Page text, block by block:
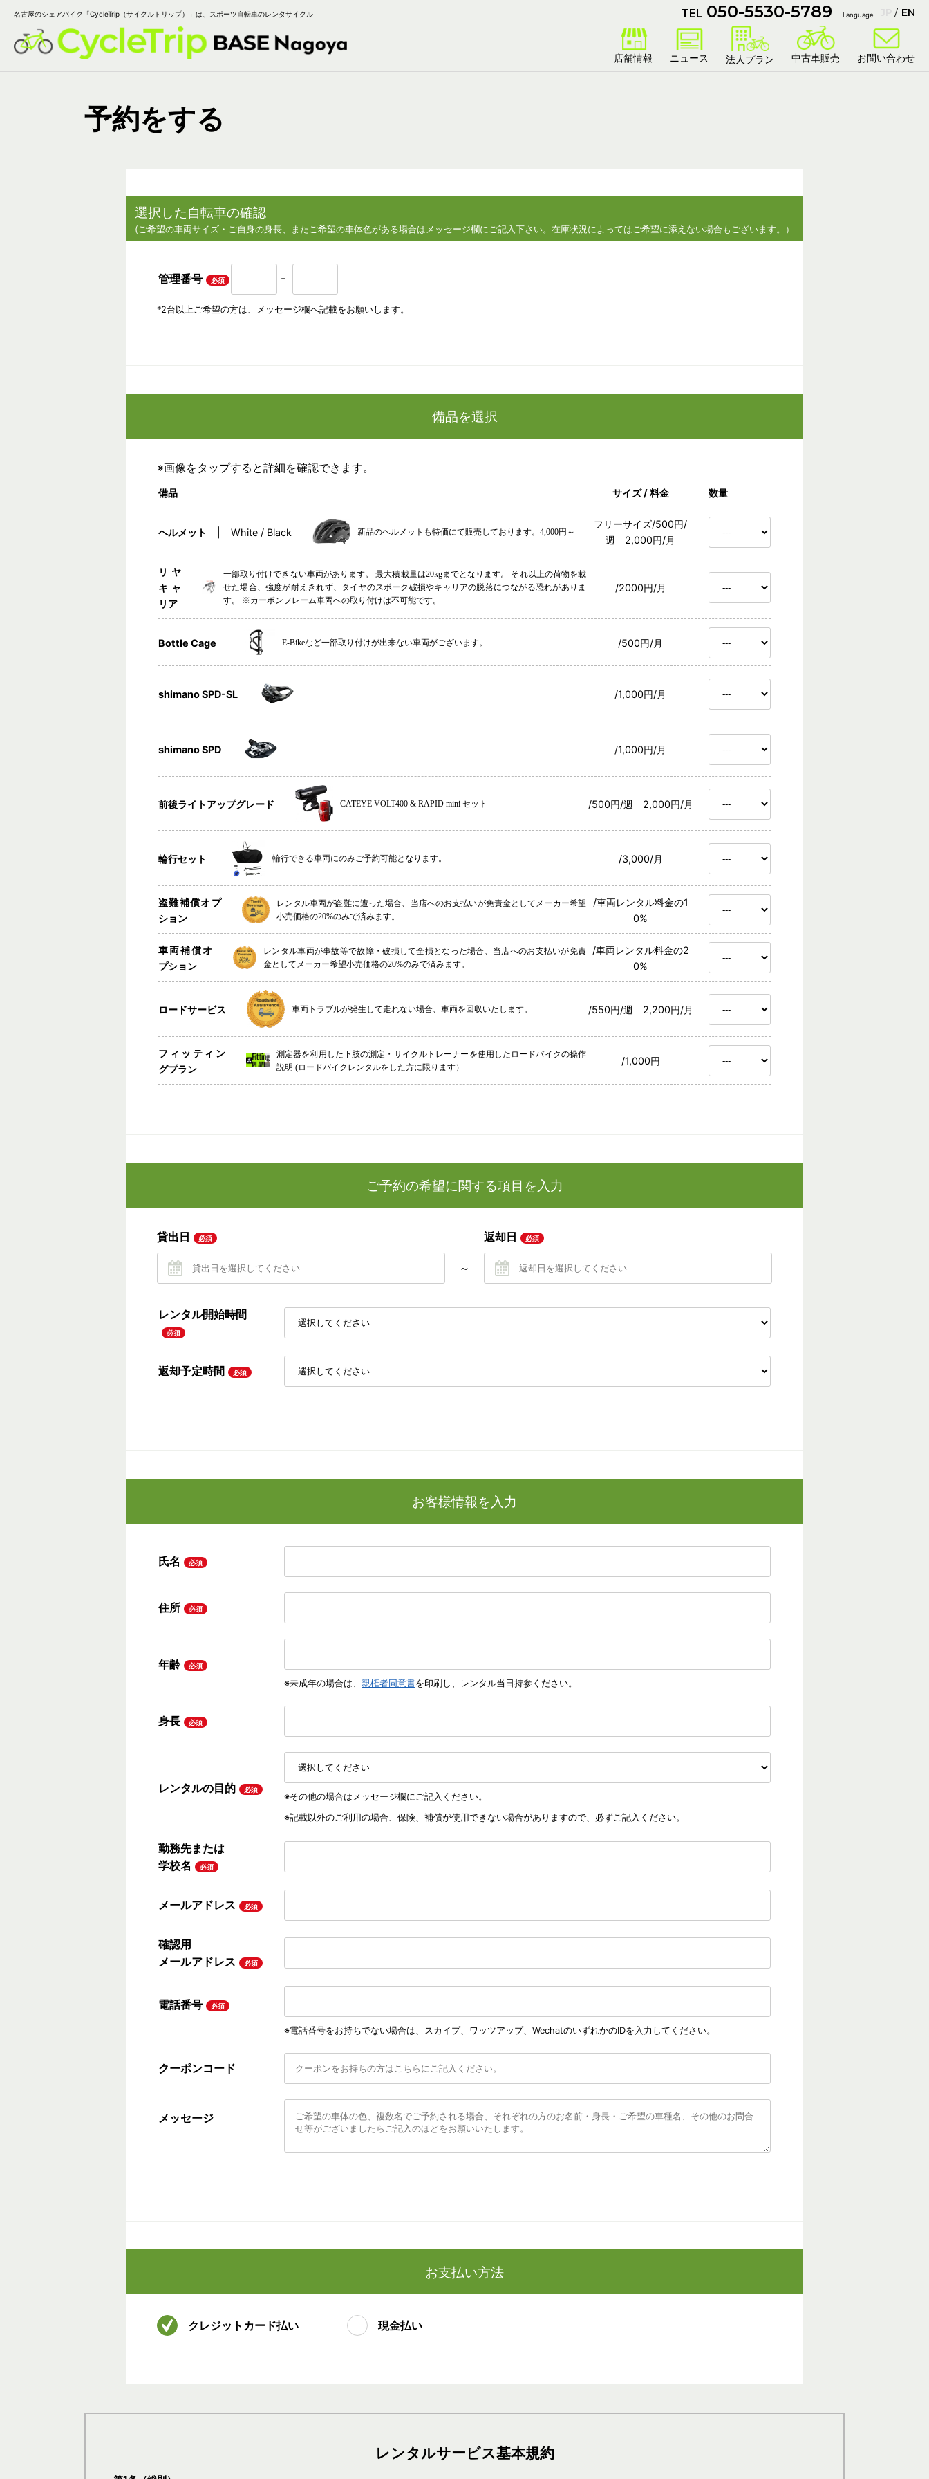
名古屋のシェアバイク「CycleTrip（サイクルトリップ）」は、スポーツ自転車のレンタサイクル TEL 050-5530-5789 Language EN
店舗情報 ニュース 法人プラン 中古車販売 お問い合わせ
予約をする
選択した自転車の確認
(ご希望の車両サイズ・ご自身の身長、 またご希望の車体色がある場合はメッセージ欄にご記入下さい。 在庫状況によってはご希望に添えない場合もございます。）
管理番号 必須 -
*2台以上ご希望の方は、メッセージ欄へ記載をお願いします。
備品を選択
※画像をタップすると詳細を確認できます。
備品 サイズ / 料金 数量
ヘルメット White / Black 新品のヘルメットも特価にて販売しております。4,000円～
フリーサイズ/500円/
週 2,000円/月
リヤ
キャ
リア
一部取り付けできない車両があります。 最大積載量は20kgまでとなります。 それ以上の荷物を載
せた場合、強度が耐えきれず、タイヤのスポーク破損やキャリアの脱落につながる恐れがありま
す。 ※カーボンフレーム車両への取り付けは不可能です。
/2000円/月
Bottle Cage E-Bikeなど一部取り付けが出来ない車両がございます。 /500円/月
shimano SPD-SL /1,000円/月
shimano SPD /1,000円/月
前後ライトアップグレード CATEYE VOLT400 & RAPID mini セット /500円/週 2,000円/月
輪行セット 輪行できる車両にのみご予約可能となります。 /3,000/月
盗難補償オプ
ション
レンタル車両が盗難に遭った場合、当店へのお支払いが免責金としてメーカー希望
小売価格の20%のみで済みます。
/車両レンタル料金の1
0%
車両補償オ
プション
レンタル車両が事故等で故障・破損して全損となった場合、当店へのお支払いが免責
金としてメーカー希望小売価格の20%のみで済みます。
/車両レンタル料金の2
0%
ロードサービス 車両トラブルが発生して走れない場合、車両を回収いたします。 /550円/週 2,200円/月
フィッティン
グプラン
測定器を利用した下肢の測定・サイクルトレーナーを使用したロードバイクの操作
説明 (ロードバイクレンタルをした方に限ります）
/1,000円
ご予約の希望に関する項目を入力
貸出日 必須
～
返却日 必須
レンタル開始時間
必須
返却予定時間 必須
お客様情報を入力
氏名 必須
住所 必須
年齢 必須
※未成年の場合は、 親権者同意書を印刷し、レンタル当日持参ください。
身長 必須
レンタルの目的 必須
※その他の場合はメッセージ欄にご記入ください。
※記載以外のご利用の場合、保険、補償が使用できない場合がありますので、必ずご記入ください。
勤務先または
学校名
必須
メールアドレス 必須
確認用
メールアドレス
必須
電話番号 必須
※電話番号をお持ちでない場合は、スカイプ、ワッツアップ、WechatのいずれかのIDを入力してください。
クーポンコード
メッセージ
お支払い方法
クレジットカード払い 現金払い
レンタルサービス基本規約